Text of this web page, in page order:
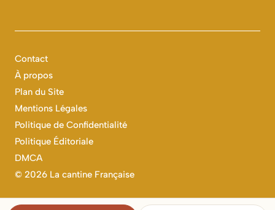
© 2026 La cantine Française
Contact
À propos
Plan du Site
Mentions Légales
Politique de Confidentialité
Politique Éditoriale
DMCA